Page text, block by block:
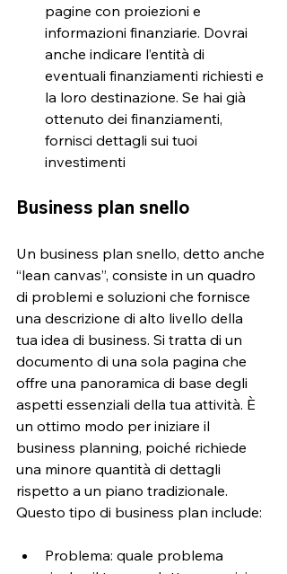
pagine con proiezioni e
informazioni finanziarie. Dovrai
anche indicare l’entità di
eventuali finanziamenti richiesti e
la loro destinazione. Se hai già
ottenuto dei finanziamenti,
fornisci dettagli sui tuoi
investimenti
Business plan snello
Un business plan snello, detto anche
“lean canvas”, consiste in un quadro
di problemi e soluzioni che fornisce
una descrizione di alto livello della
tua idea di business. Si tratta di un
documento di una sola pagina che
offre una panoramica di base degli
aspetti essenziali della tua attività. È
un ottimo modo per iniziare il
business planning, poiché richiede
una minore quantità di dettagli
rispetto a un piano tradizionale.
Questo tipo di business plan include:
Problema: quale problema